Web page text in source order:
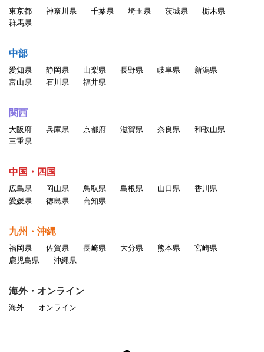
東京都 神奈川県 千葉県 埼玉県 茨城県
栃木県
群馬県
中部
愛知県 静岡県 山梨県 長野県 岐阜県
新潟県
富山県
石川県 福井県
関西
大阪府 兵庫県 京都府 滋賀県 奈良県
和歌山県
三重県
中国・四国
広島県 岡山県 鳥取県 島根県 山口県
香川県
愛媛県
徳島県 高知県
九州・沖縄
福岡県 佐賀県 長崎県 大分県 熊本県
宮崎県
鹿児島県
沖縄県
海外・オンライン
海外 オンライン